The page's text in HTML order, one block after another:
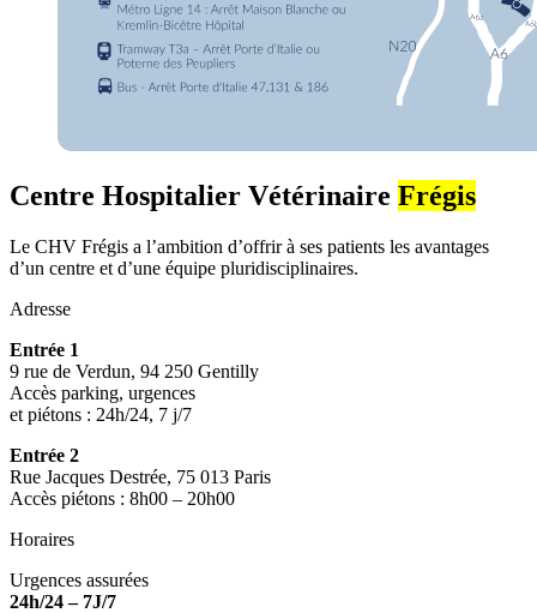
Centre Hospitalier Vétérinaire Frégis
Le CHV Frégis a l’ambition d’offrir à ses patients les avantages
d’un centre et d’une équipe pluridisciplinaires.
Adresse
Entrée 1
9 rue de Verdun, 94 250 Gentilly
Accès parking, urgences
et piétons : 24h/24, 7 j/7
Entrée 2
Rue Jacques Destrée, 75 013 Paris
Accès piétons : 8h00 – 20h00
Horaires
Urgences assurées
24h/24 – 7J/7